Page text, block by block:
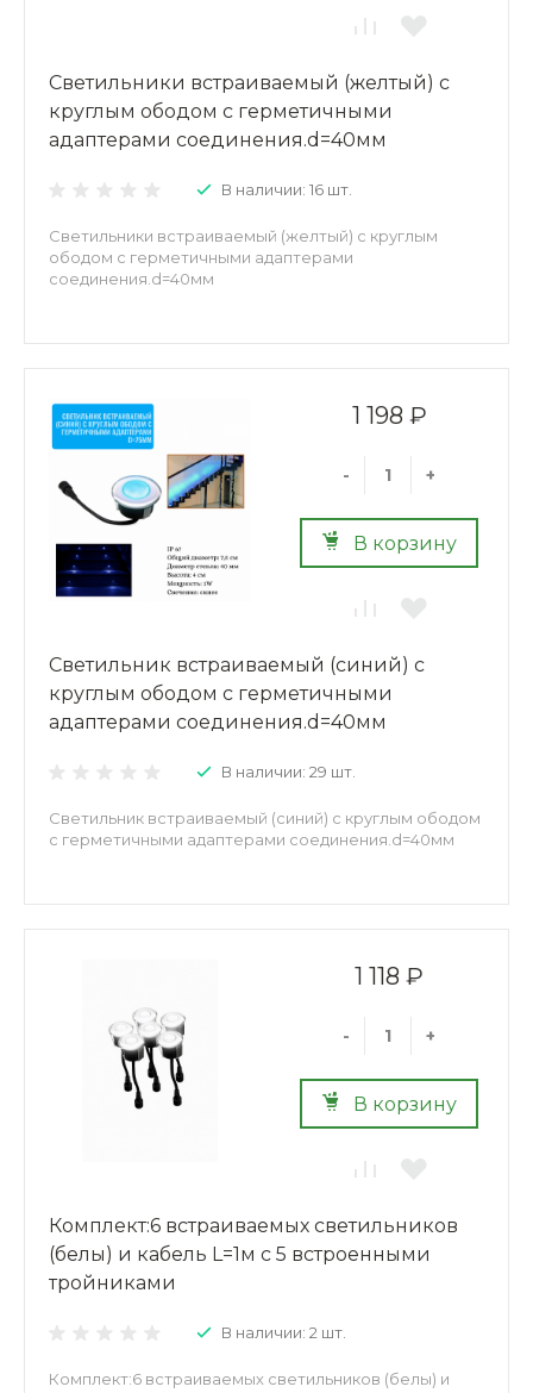
Светильники встраиваемый (желтый) с
круглым ободом с герметичными
адаптерами соединения.d=40мм
В наличии: 16 шт.
Светильники встраиваемый (желтый) с круглым
ободом с герметичными адаптерами
соединения.d=40мм
1 198 ₽
- +
В корзину
Светильник встраиваемый (синий) с
круглым ободом с герметичными
адаптерами соединения.d=40мм
В наличии: 29 шт.
Светильник встраиваемый (синий) с круглым ободом
с герметичными адаптерами соединения.d=40мм
1 118 ₽
- +
В корзину
Комплект:6 встраиваемых светильников
(белы) и кабель L=1м с 5 встроенными
тройниками
В наличии: 2 шт.
Комплект:6 встраиваемых светильников (белы) и